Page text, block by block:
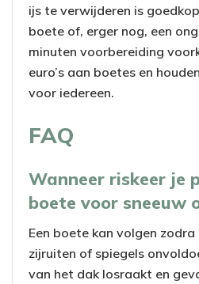
ijs te verwijderen is
boete of, erger nog, een
minuten voorbereiding
euro’s aan boetes en
voor iedereen.
FAQ
Wanneer riskeer je
boete voor sneeuw
Een boete kan volgen
zijruiten of spiegels
van het dak losraakt en